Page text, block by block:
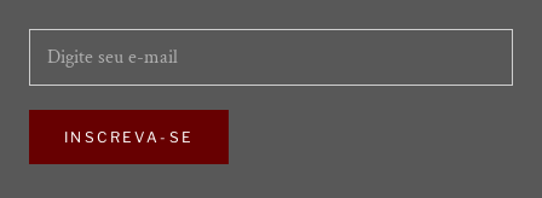
INSCREVA-SE